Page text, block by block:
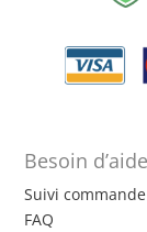
Besoin d’aide
Suivi commande
FAQ